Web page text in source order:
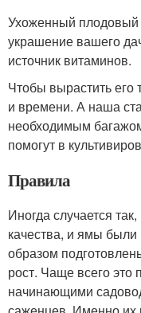
Ухоженный плодовый
украшение вашего
источник витаминов.
Чтобы вырастить его
и времени. А наша
необходимым
помогут в
Правила
Иногда случается
качества, и ямы
образом
рост. Чаще всего это
начинающими